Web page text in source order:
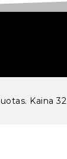
Kaina 32